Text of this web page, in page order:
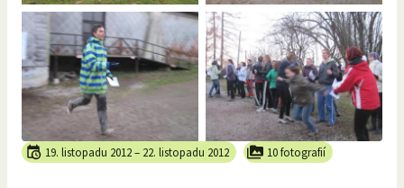
19. listopadu 2012– 22. listopadu 2012 10 fotografií